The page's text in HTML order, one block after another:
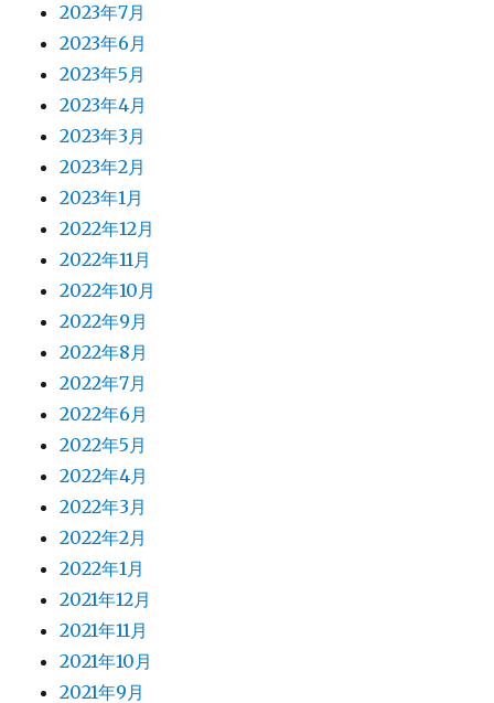
2023年7月
2023年6月
2023年5月
2023年4月
2023年3月
2023年2月
2023年1月
2022年12月
2022年11月
2022年10月
2022年9月
2022年8月
2022年7月
2022年6月
2022年5月
2022年4月
2022年3月
2022年2月
2022年1月
2021年12月
2021年11月
2021年10月
2021年9月